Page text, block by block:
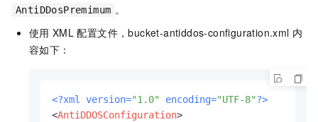
AntiDDosPremimum 。
使用 XML 配置文件，bucket-antiddos-configuration.xml 内
容如下：
<?xml version="1.0" encoding="UTF-8"?>
<AntiDDOSConfiguration>